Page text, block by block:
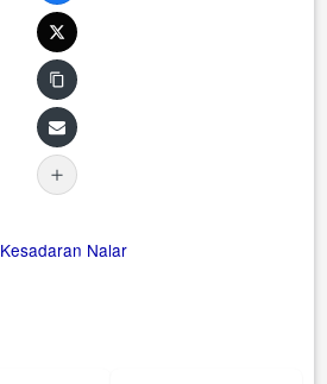
Kesadaran Nalar